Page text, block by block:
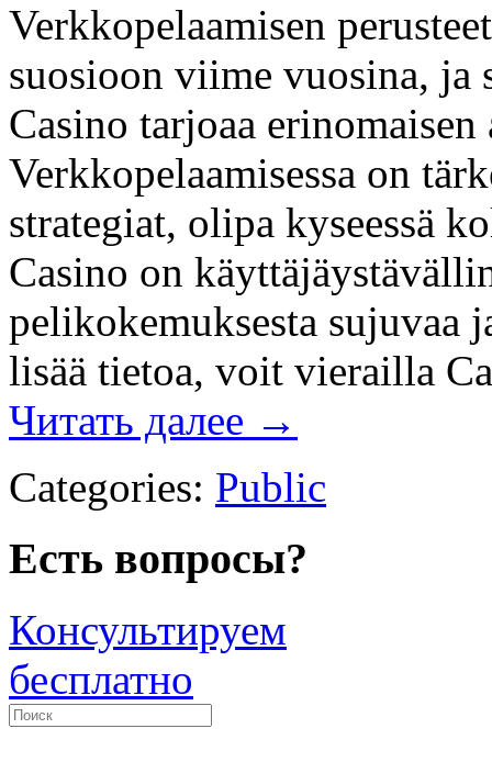
Verkkopelaamisen
suosioon viime vuosina, ja
Casino tarjoaa
Verkkopelaamisessa on
strategiat, olipa kyseessä
Casino on
pelikokemuksesta sujuvaa
lisää tietoa, voit vierailla
Читать далее →
Categories: Public
Есть вопросы?
Консультируем
бесплатно